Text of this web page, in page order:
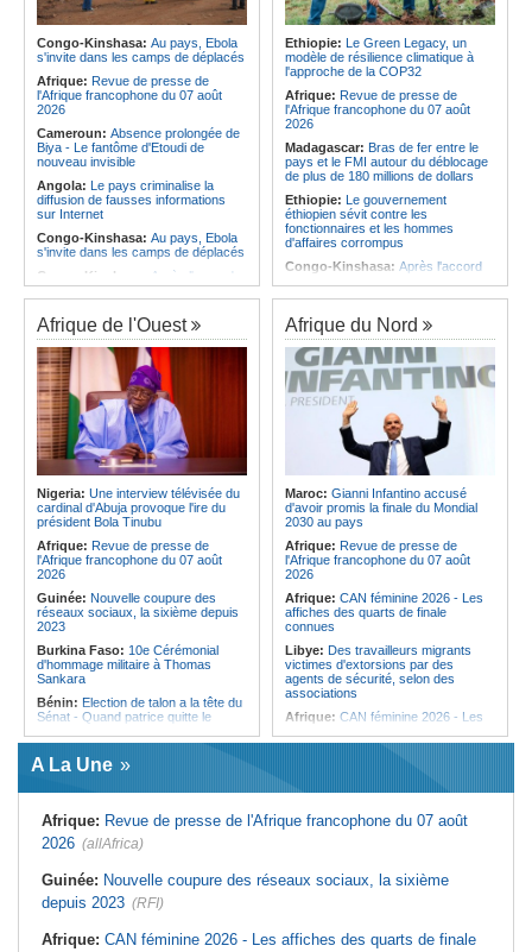
maintien ?
Afrique:Partenariat Afrique-Monde
arabe - Des mesures adoptées pour
relancer la coopération
Afrique:S&P confirme que le cadre
de financement durable de Shelter
internationales
responsables à Cuando appelés à
faire preuve de plus de dynamisme
Angola:L'économie angolaise a
surmonté une longue phase de
contraction, selon le ministre
Massano
Congo-Kinshasa: Au pays, Ebola
s'invite dans les camps de déplacés
Afrique: Revue de presse de
l'Afrique francophone du 07 août
2026
Cameroun: Absence prolongée de
Biya - Le fantôme d'Etoudi de
nouveau invisible
Angola: Le pays criminalise la
diffusion de fausses informations
sur Internet
Congo-Kinshasa: Au pays, Ebola
s'invite dans les camps de déplacés
Congo-Kinshasa:
Après l'accord
avec une branche des FDLR, les
zones d'ombre persistent
Centrafrique: Un gendarme détenu
par le groupe armé AAKG retrouve
la liberté
Rwanda:
Rome et Kigali discutent
d'une possible externalisation au
pays des procédures d'asile à
destination de l'Italie
São Tomé and Príncipe:Soutenir
l'intégrité de l'information à Sao
Tomé-et-Principe à l'approche des
élections
Afrique:Partenariat Afrique-Monde
arabe - Des mesures adoptées pour
relancer la coopération
Ethiopie: Le Green Legacy, un
modèle de résilience climatique à
l'approche de la COP32
Afrique: Revue de presse de
l'Afrique francophone du 07 août
2026
Madagascar: Bras de fer entre le
pays et le FMI autour du déblocage
de plus de 180 millions de dollars
Ethiopie: Le gouvernement
éthiopien sévit contre les
fonctionnaires et les hommes
d'affaires corrompus
Congo-Kinshasa: Après l'accord
Sud-Soudan: Le pays à la croisée
des chemins, alerte l'ONU
Rwanda: Rome et Kigali discutent
d'une possible externalisation au
pays des procédures d'asile à
destination de l'Italie
Somalie:Le camp de Galkayo
frappé par une violente attaque des
Forces du Puntland
Soudan:La guerre contre les
houthistes du Yémen peut-elle
détourner Riyad du pays ?
Sud-Soudan:
femmes pour accéder aux soins de
santé
Afrique de l'Ouest
Nigeria: Une interview télévisée du
cardinal d'Abuja provoque l'ire du
président Bola Tinubu
Afrique: Revue de presse de
l'Afrique francophone du 07 août
2026
Guinée: Nouvelle coupure des
réseaux sociaux, la sixième depuis
2023
Burkina Faso: 10e Cérémonial
d'hommage militaire à Thomas
Sankara
Bénin: Election de talon a la tête du
Sénat - Quand patrice quitte le
Cameroun:
Biya - Le fantôme d'Etoudi de
cardinal d'Abuja provoque l'ire du
président Bola Tinubu
- Les retards du calendrier
alimentent les soupçons d'un report
Mali:10 ressortissants chinois ont
casino clandestin
Afrique du Nord
Maroc: Gianni Infantino accusé
d'avoir promis la finale du Mondial
2030 au pays
Afrique: Revue de presse de
l'Afrique francophone du 07 août
2026
Afrique: CAN féminine 2026 - Les
affiches des quarts de finale
connues
Libye: Des travailleurs migrants
victimes d'extorsions par des
agents de sécurité, selon des
associations
Afrique: CAN féminine 2026 - Les
de finale
Infantino marquera-t-il le but de son
maintien ?
Tunisie:Mouled 2026 - Voici la date
Tunisie: Hydrogène vert - La pays
A La Une
Afrique: Revue de presse de l'Afrique francophone du 07 août
2026 (allAfrica)
Guinée: Nouvelle coupure des réseaux sociaux, la sixième
depuis 2023 (RFI)
Afrique: CAN féminine 2026 - Les affiches des quarts de finale